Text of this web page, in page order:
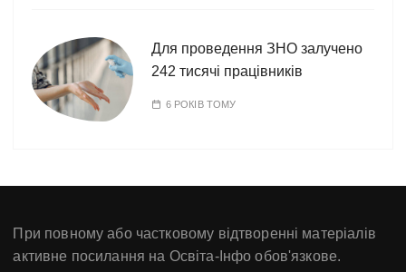
Для проведення ЗНО залучено
242 тисячі працівників
6 РОКІВ ТОМУ
При повному або частковому відтворенні матеріалів
активне посилання на Освіта-Інфо обов'язкове.